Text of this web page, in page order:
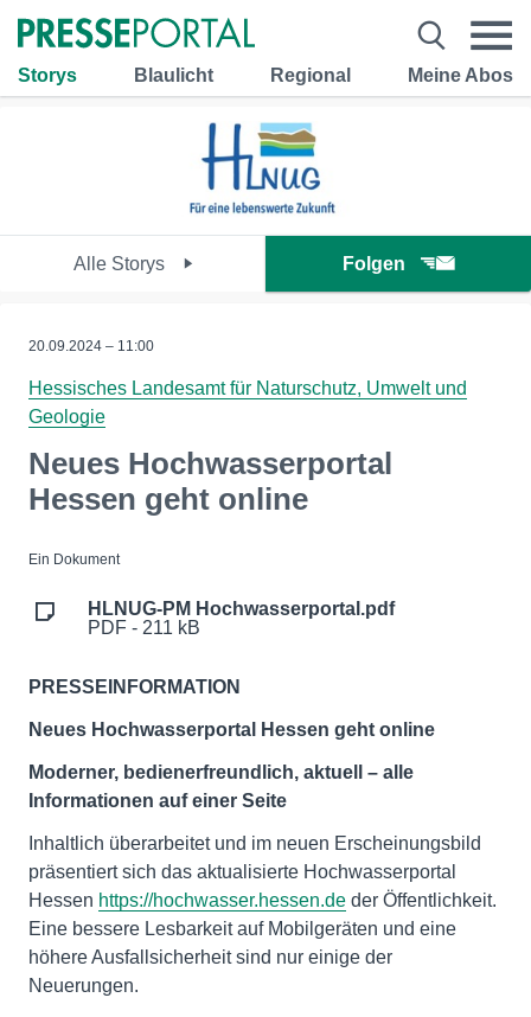
Storys Blaulicht Regional Meine Abos
Alle Storys Folgen
20.09.2024 – 11:00
Hessisches Landesamt für Naturschutz, Umwelt und
Geologie
Neues Hochwasserportal
Hessen geht online
Ein Dokument
HLNUG-PM Hochwasserportal.pdf
PDF - 211 kB
PRESSEINFORMATION
Neues Hochwasserportal Hessen geht online
Moderner, bedienerfreundlich, aktuell – alle
Informationen auf einer Seite
Inhaltlich überarbeitet und im neuen Erscheinungsbild
präsentiert sich das aktualisierte Hochwasserportal
Hessen https://hochwasser.hessen.de der Öffentlichkeit.
Eine bessere Lesbarkeit auf Mobilgeräten und eine
höhere Ausfallsicherheit sind nur einige der
Neuerungen.